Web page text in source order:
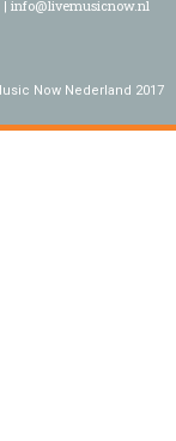
| info@livemusicnow.nl
Now Nederland 2017